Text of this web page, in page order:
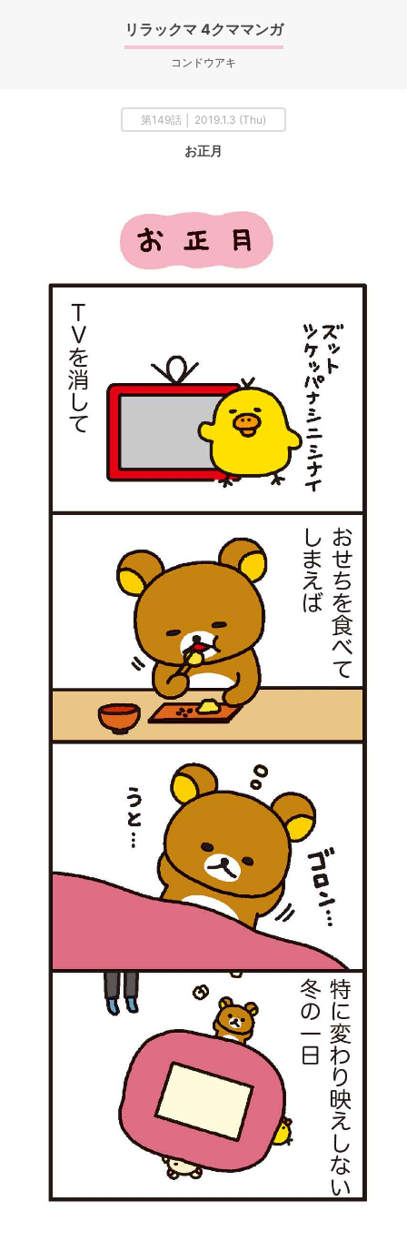
リラックマ 4クママンガ
コンドウアキ
第149話 │ 2019.1.3 (Thu)
お正月